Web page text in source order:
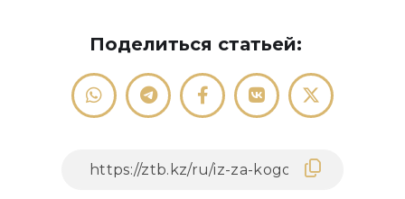
Поделиться статьей: